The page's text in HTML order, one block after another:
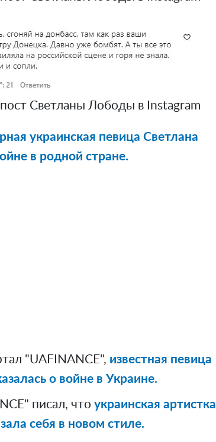
Светланы Лободы в Instagram
украинская певица Светлана
в родной стране.
"UAFINANCE", известная певица
о войне в Украине.
писал, что украинская артистка
себя в новом стиле.